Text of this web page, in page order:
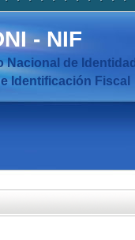
-NIF
Nacional de Identidad
Identificación Fiscal